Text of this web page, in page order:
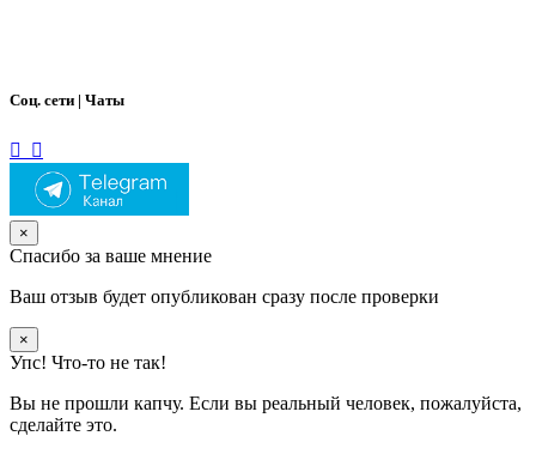
Соц. сети | Чаты
×
Спасибо за ваше мнение
Ваш отзыв будет опубликован сразу после проверки
×
Упс! Что-то не так!
Вы не прошли капчу. Если вы реальный человек, пожалуйста,
сделайте это.